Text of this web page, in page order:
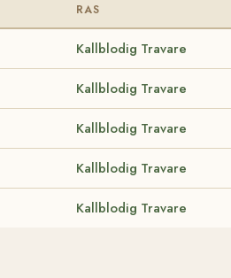
RAS
Kallblodig Travare
Kallblodig Travare
Kallblodig Travare
Kallblodig Travare
Kallblodig Travare